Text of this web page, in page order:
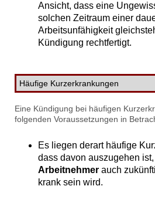
Ansicht, dass eine
solchen Zeitraum einer
Arbeitsunfähigkeit
Kündigung rechtfertigt.
Häufige Kurzerkrankungen
Eine Kündigung bei häufigen
folgenden Voraussetzungen in
Es liegen derart häufige
dass davon auszugehen
Arbeitnehmer auch
krank sein wird.